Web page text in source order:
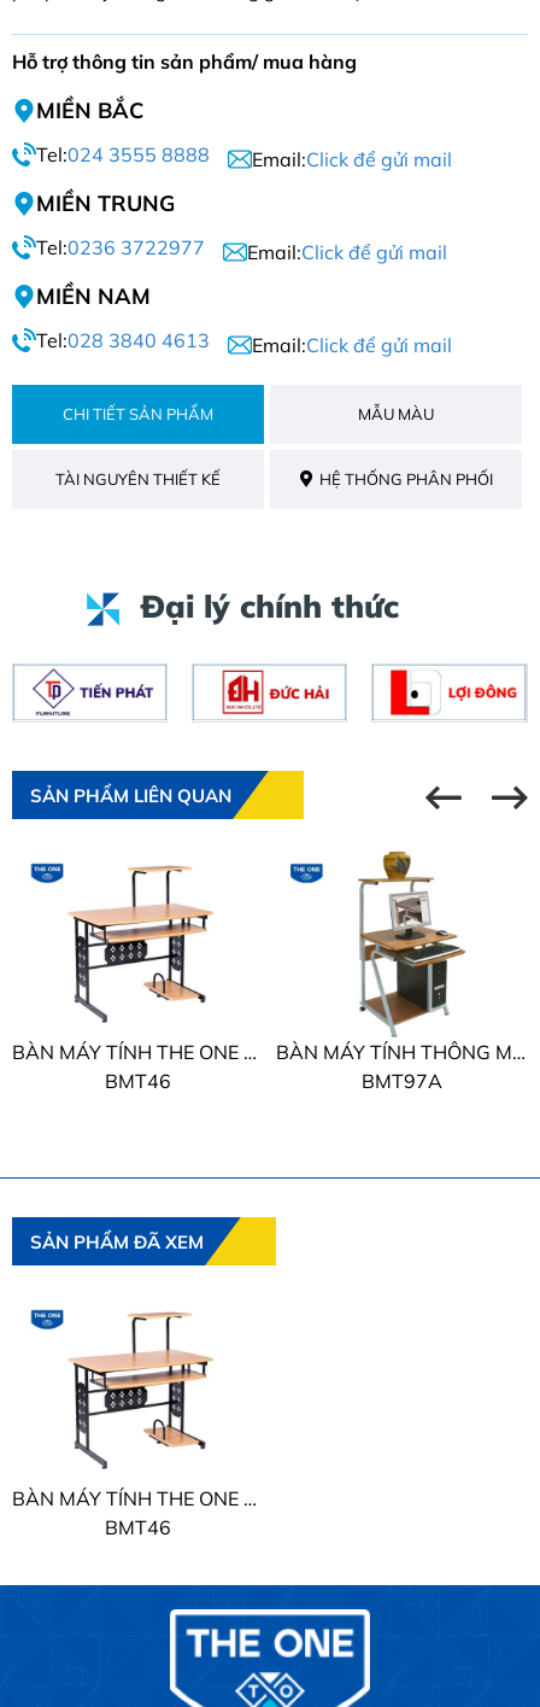
Hỗ trợ thông tin sản phẩm/ mua hàng
MIỀN BẮC
Tel:024 3555 8888 Email:Click để gửi mail
MIỀN TRUNG
Tel:0236 3722977 Email:Click để gửi mail
MIỀN NAM
Tel:028 3840 4613 Email:Click để gửi mail
CHI TIẾT SẢN PHẨM MẪU MÀU
TÀI NGUYÊN THIẾT KẾ HỆ THỐNG PHÂN PHỐI
Đại lý chính thức
SẢN PHẨM LIÊN QUAN
BÀN MÁY TÍNH THE ONE KHUNG KHÉP
BMT46
BÀN MÁY TÍNH THÔNG MINH THE ONE KHUNG KHÉP
BMT97A
SẢN PHẨM ĐÃ XEM
BÀN MÁY TÍNH THE ONE KHUNG KHÉP
BMT46